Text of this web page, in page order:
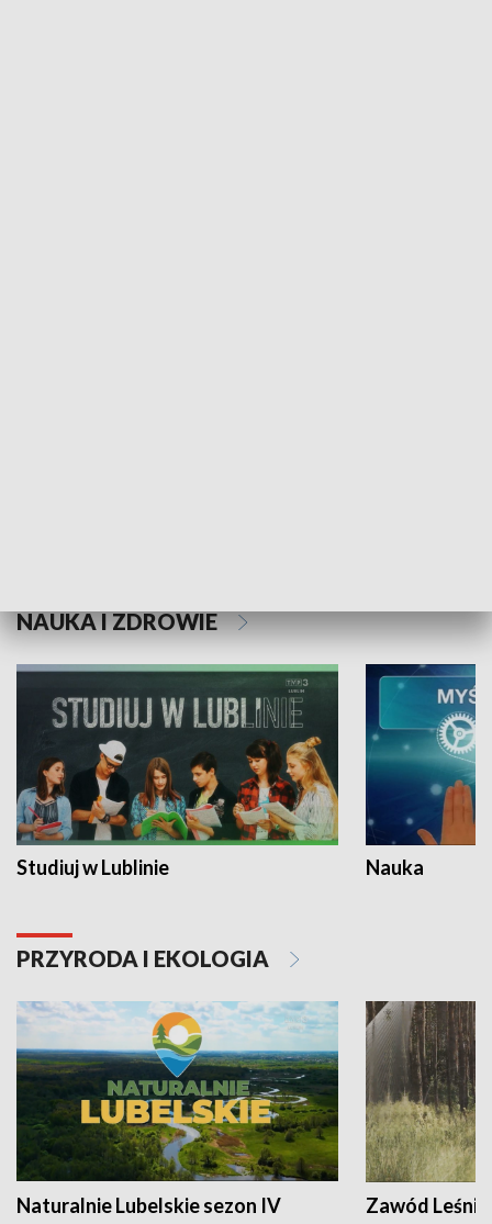
NAUKA I ZDROWIE
Studiuj w Lublinie Nauka
PRZYRODA I EKOLOGIA
Naturalnie Lubelskie sezon IV Zawód Leśnik